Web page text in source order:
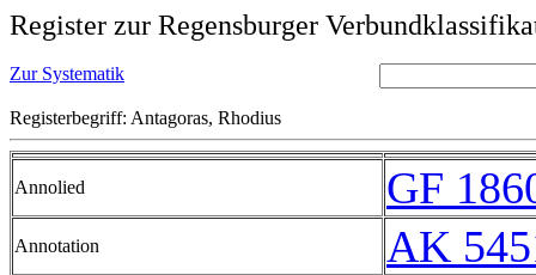
Register zur Regensburger
Zur Systematik
Registerbegriff: Antagoras, Rhodius
Annolied GF
Annotation AK